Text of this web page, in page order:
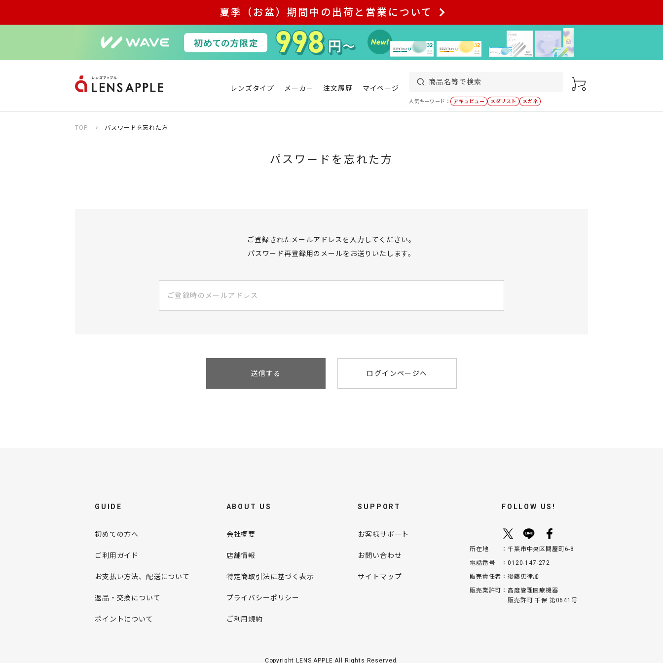
夏季（お盆）期間中の出荷と営業について
レンズタイプ メーカー 注文履歴 マイページ
人気キーワード： アキュビュー メダリスト メガネ
TOP パスワードを忘れた方
パスワードを忘れた方
ご登録されたメールアドレスを入力してください。
パスワード再登録用のメールをお送りいたします。
送信する ログインページへ
GUIDE
初めての方へ
ご利用ガイド
お支払い方法、配送について
返品・交換について
ポイントについて
ABOUT US
会社概要
店舗情報
特定商取引法に基づく表示
プライバシーポリシー
ご利用規約
SUPPORT
お客様サポート
お問い合わせ
サイトマップ
FOLLOW US!
所在地
千葉市中央区問屋町6-8
電話番号
0120-147-272
販売責任者
後藤恵律加
販売業許可
高度管理医療機器
販売許可 千保 第0641号
Copyright LENS APPLE All Rights Reserved.